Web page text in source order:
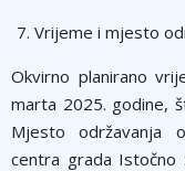
Vrijeme i mjesto
Okvirno planirano
marta 2025. godine,
Mjesto održavanja
centra grada Istočno